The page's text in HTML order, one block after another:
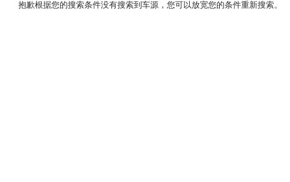
抱歉根据您的搜索条件没有搜索到车源，您可以放宽您的条件重新搜索。